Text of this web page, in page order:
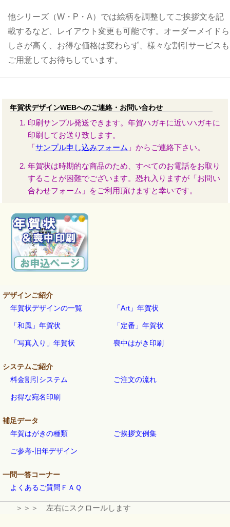
他シリーズ（W・P・A）では絵柄を調整してご挨拶文を記
載するなど、レイアウト変更も可能です。オーダーメイドら
しさが高く、お得な価格は変わらず、様々な割引サービスも
ご用意してお待ちしています。
年賀状デザインWEBへのご連絡・お問い合わせ
印刷サンプル発送できます。年賀ハガキに近いハガキに
印刷してお送り致します。
「サンプル申し込みフォーム 」からご連絡下さい。
年賀状は時期的な商品のため、すべてのお電話をお取り
することが困難でございます。恐れ入りますが「お問い
合わせフォーム」をご利用頂けますと幸いです。
デザインご紹介
年賀状デザインの一覧
「Art」年賀状
「和風」年賀状 「定番」年賀状
「写真入り」年賀状 喪中はがき印刷
システムご紹介
料金割引システム
ご注文の流れ
お得な宛名印刷
補足データ
年賀はがきの種類
ご挨拶文例集
ご参考-旧年デザイン
一問一答コーナー
よくあるご質問ＦＡＱ
＞＞＞ 左右にスクロールします